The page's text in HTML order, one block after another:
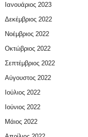
Ιανουάριος 2023
Δεκέμβριος 2022
Νοέμβριος 2022
Οκτώβριος 2022
Σεπτέμβριος 2022
Αύγουστος 2022
Ιούλιος 2022
Ιούνιος 2022
Μάιος 2022